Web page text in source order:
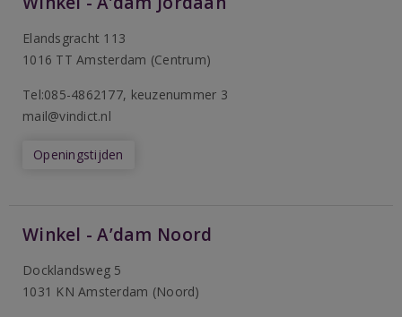
Elandsgracht 113
1016 TT Amsterdam (Centrum)
Tel:085-4862177, keuzenummer 3
mail@vindict.nl
Openingstijden
Winkel - A’dam Noord
Docklandsweg 5
1031 KN Amsterdam (Noord)